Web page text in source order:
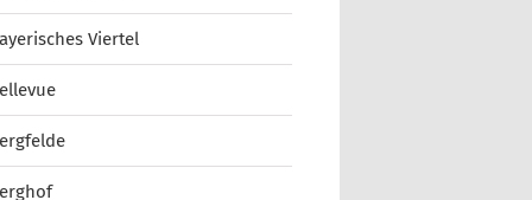
Viertel